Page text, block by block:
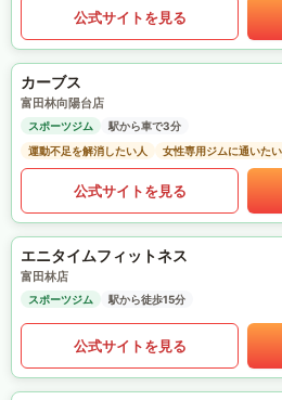
公式サイトを見る
カーブス
富田林向陽台店
スポーツジム
駅から車で3分
運動不足を解消したい人
女性専用ジムに通いた
公式サイトを見る
エニタイムフィットネス
富田林店
スポーツジム 駅から徒歩15分
公式サイトを見る